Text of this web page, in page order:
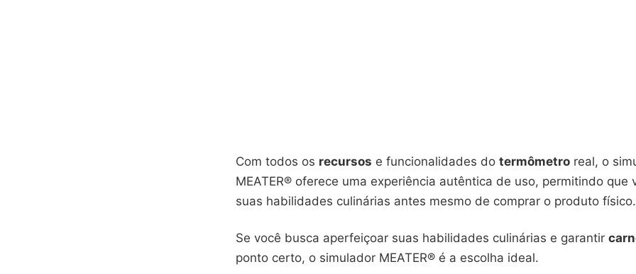
Com todos os recursos e funcionalidades do termômetro real, o
MEATER® oferece uma experiência autêntica de uso, permitindo que
suas habilidades culinárias antes mesmo de comprar o produto físico.
Se você busca aperfeiçoar suas habilidades culinárias e garantir
ponto certo, o simulador MEATER® é a escolha ideal.